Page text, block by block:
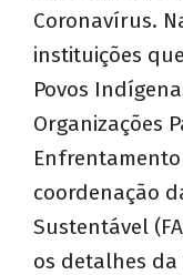
Coronavírus.
instituições
Povos
Organizações
coordenação
Sustentável
os detalhes